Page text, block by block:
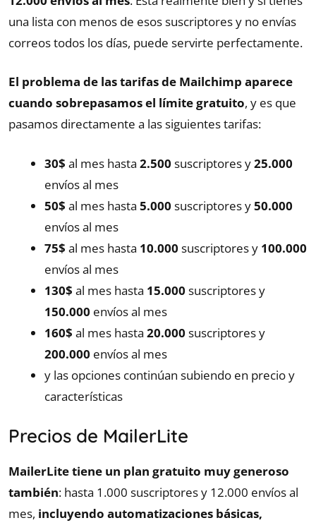
una lista con menos de esos suscriptores y no envías
correos todos los días, puede servirte perfectamente.
El problema de las tarifas de Mailchimp aparece
cuando sobrepasamos el límite gratuito, y es que
pasamos directamente a las siguientes tarifas:
30$ al mes hasta 2.500 suscriptores y25.000
envíos al mes
50$ al mes hasta 5.000 suscriptores y50.000
envíos al mes
75$ al mes hasta 10.000 suscriptores y 100.000
envíos al mes
130$ al mes hasta 15.000 suscriptores y
150.000 envíos al mes
160$ al mes hasta 20.000 suscriptores y
200.000 envíos al mes
y las opciones continúan subiendo en precio y
características
Precios de MailerLite
MailerLite tiene un plan gratuito muy generoso
también: hasta 1.000 suscriptores y 12.000 envíos al
mes, incluyendo automatizaciones básicas,